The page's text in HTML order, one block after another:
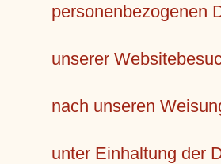
personenbezogenen
unserer
nach unseren
unter Einhaltung der